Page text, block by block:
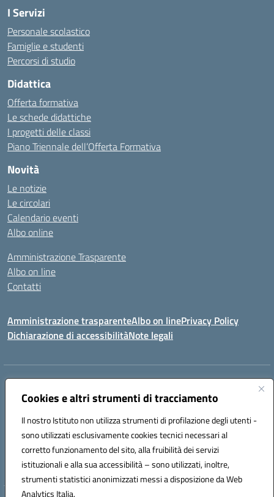
Cookies e altri strumenti di tracciamento
Il nostro Istituto non utilizza strumenti di profilazione degli utenti -
sono utilizzati esclusivamente cookies tecnici necessari al
corretto funzionamento del sito, alla fruibilità dei servizi
istituzionali e alla sua accessibilità – sono utilizzati, inoltre,
strumenti statistici anonimizzati messi a disposizione da Web
Analytics Italia.
I Servizi
Personale scolastico
Famiglie e studenti
Percorsi di studio
Didattica
Offerta formativa
Le schede didattiche
I progetti delle classi
Piano Triennale dell’Offerta Formativa
Novità
Le notizie
Le circolari
Calendario eventi
Albo online
Amministrazione Trasparente
Albo on line
Contatti
Amministrazione trasparenteAlbo on linePrivacy Policy
Dichiarazione di accessibilitàNote legali
Indirizzo:
Centralino:078170786 Email:caic875002@istruzione.it
Codice fiscale: 90027700922
Codice meccanografico:
CAIC875002
Codice unico di fatturazione (CUF): UFVRG0